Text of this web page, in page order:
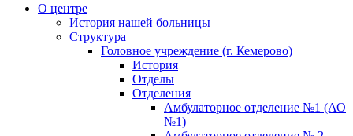
О центре
История нашей больницы
Структура
Головное учреждение (г. Кемерово)
История
Отделы
Отделения
Амбулаторное отделение №1 (АО
№1)